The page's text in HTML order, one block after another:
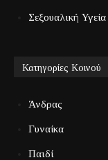
Σεξουαλική Υγεία
Κατηγορίες Κοινού
Άνδρας
Γυναίκα
Παιδί